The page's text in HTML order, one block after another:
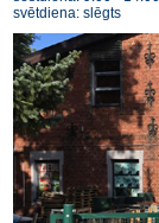
svētdiena: slēgts